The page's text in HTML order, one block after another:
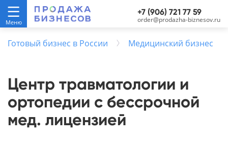
+7 (906) 721 77 59
order@prodazha-biznesov.ru
Готовый бизнес в России Медицинский бизнес
Центр травматологии и
ортопедии с бессрочной
мед. лицензией